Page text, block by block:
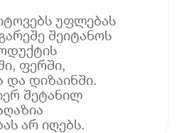
უფლებას
შეიტანოს
ფერში,
და დიზაინში.
შეტანილ
არ იღებს.